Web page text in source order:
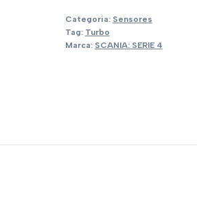
Categoria: Sensores
Tag: Turbo
Marca: SCANIA: SERIE 4